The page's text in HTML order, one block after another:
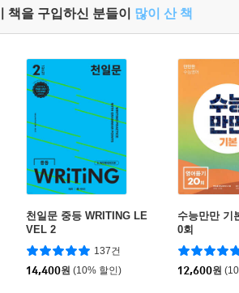
책을 구입하신 분들이 많이 산 책
천일문 중등 WRITING LE
VEL 2
137건
14,400원 (10% 할인)
수능만만 기
0회
12,600원